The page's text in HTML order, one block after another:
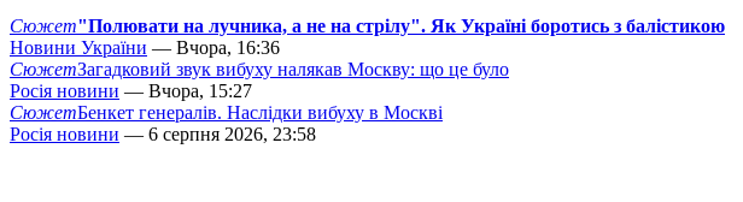
Сюжет"Полювати на лучника, а не на стрілу". Як Україні боротись з балістикою
Новини України — Вчора, 16:36
СюжетЗагадковий звук вибуху налякав Москву: що це було
Росія новини — Вчора, 15:27
СюжетБенкет генералів. Наслідки вибуху в Москві
Росія новини — 6 серпня 2026, 23:58